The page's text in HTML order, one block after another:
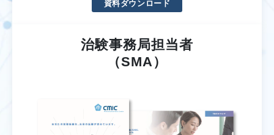
資料ダウンロード
治験事務局担当者
（SMA）